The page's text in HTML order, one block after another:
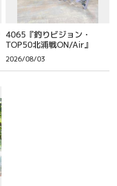
4065『釣りビジョン・
TOP50北浦戦ON/Air』
2026/08/03